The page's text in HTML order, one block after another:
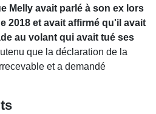
Melly avait parlé à son ex lors
2018 et avait affirmé qu'il avait
au volant qui avait tué ses
que la déclaration de la
et a demandé